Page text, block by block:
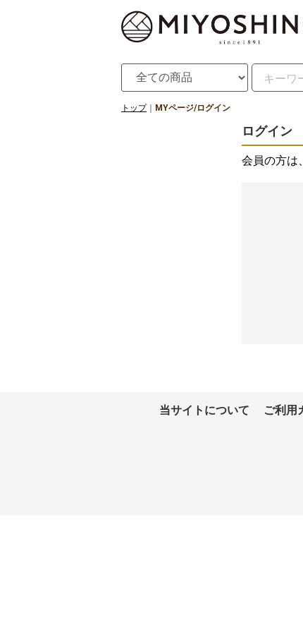
トップ
MYページ/ログイン
ログイン
会員の方は
当サイトについて ご利用